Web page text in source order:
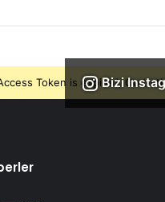
Bizi
Token is expired, Go to